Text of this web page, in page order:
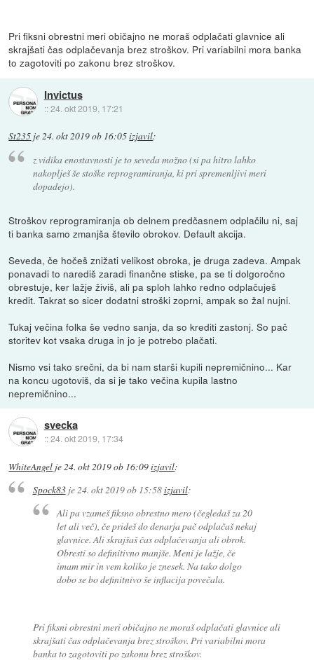
Pri fiksni obrestni meri običajno ne moraš odplačati glavnice ali
skrajšati čas odplačevanja brez stroškov. Pri variabilni mora banka
to zagotoviti po zakonu brez stroškov.
Invictus
::24. okt 2019, 17:21
St235 je24. okt 2019 ob 16:05izjavil:
z vidika enostavnosti je to seveda možno (si pa hitro lahko
nakoplješ še stoške reprogramiranja, ki pri spremenljivi meri
dopadejo).
Stroškov reprogramiranja ob delnem predčasnem odplačilu ni, saj
ti banka samo zmanjša število obrokov. Default akcija.
Seveda, če hočeš znižati velikost obroka, je druga zadeva. Ampak
ponavadi to narediš zaradi finančne stiske, pa se ti dolgoročno
obrestuje, ker lažje živiš, ali pa sploh lahko redno odplačuješ
kredit. Takrat so sicer dodatni stroški zoprni, ampak so žal nujni.
Tukaj večina folka še vedno sanja, da so krediti zastonj. So pač
storitev kot vsaka druga in jo je potrebo plačati.
Nismo vsi tako srečni, da bi nam starši kupili nepremičnino... Kar
na koncu ugotoviš, da si je tako večina kupila lastno
nepremičnino...
svecka
::24. okt 2019, 17:34
WhiteAngel je24. okt 2019 ob 16:09izjavil:
Spock83je24. okt 2019 ob 15:58izjavil:
Ali pa vzameš fiksno obrestno mero (čegledaš za 20
let ali več), če prideš do denarja pač odplačaš nekaj
glavnice. Ali skrajšaš čas odplačevanja ali obrok.
Obresti so definitivno manjše. Meni je lažje, če
imam mir in vem koliko je znesek. Na tako dolgo
dobo se bo definitnivo še inflacija povečala.
Pri fiksni obrestni meri običajno ne moraš odplačati glavnice ali
skrajšati čas odplačevanja brez stroškov. Pri variabilni mora
banka to zagotoviti po zakonu brez stroškov.